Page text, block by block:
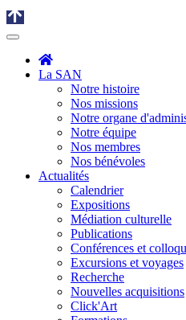
La SAN
Notre histoire
Nos missions
Notre organe
Notre équipe
Nos membres
Nos bénévoles
Actualités
Calendrier
Expositions
Médiation culturelle
Publications
Conférences et
Excursions et voyages
Recherche
Nouvelles acquisitions
Click'Art